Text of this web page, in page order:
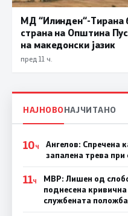
МД “Илинден“-Тирана
страна на Општина
на македонски јазик
пред 11 ч.
НАЈНОВОНАЈЧИТАНО
10Ч
Ангелов: Спречена
запалена трева
11Ч
МВР: Лишен од
поднесена кривична
службената